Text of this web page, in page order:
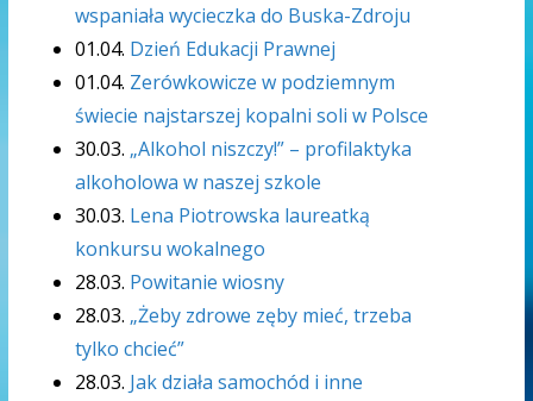
wspaniała wycieczka do Buska-Zdroju
01.04. Dzień Edukacji Prawnej
01.04. Zerówkowicze w podziemnym
świecie najstarszej kopalni soli w Polsce
30.03. „Alkohol niszczy!” – profilaktyka
alkoholowa w naszej szkole
30.03. Lena Piotrowska laureatką
konkursu wokalnego
28.03. Powitanie wiosny
28.03. „Żeby zdrowe zęby mieć, trzeba
tylko chcieć”
28.03. Jak działa samochód i inne